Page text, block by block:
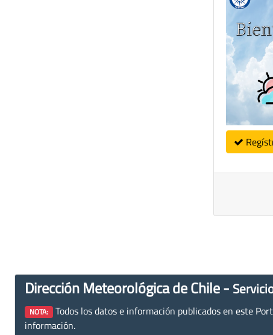
Dirección Meteorológica de Chile -
NOTA: Todos los datos e información publicados en este
información.